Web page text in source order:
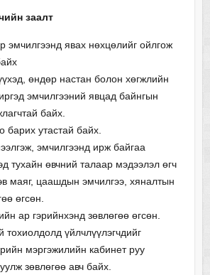
заалт
эмчилгээнд явах нөхцөлийг ойлгож
өндөр настан болон хөгжлийн
эмчилгээний явцад байнгын
байх.
барих утастай байх.
эмчилгээнд ирж байгаа
тухайн өвчний талаар мэдээлэл өгч
маяг, цаашдын эмчилгээ, хяналтын
өгсөн.
ар гэрийнхэнд зөвлөгөө өгсөн.
тохиолдолд үйлчлүүлэгчдийг
мэргэжилийн кабинет руу
зөвлөгөө авч байх.